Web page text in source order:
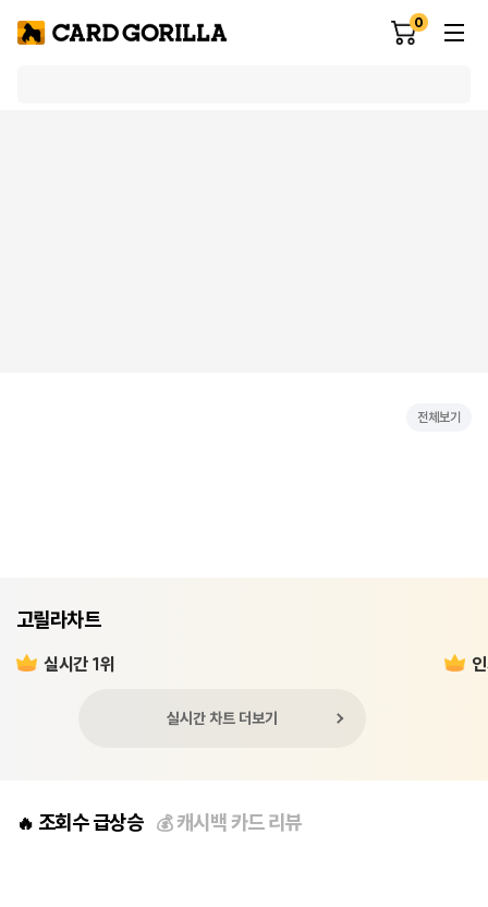
0
전체보기
고릴라차트
실시간 1위
실시간 차트 더보기
🔥 조회수 급상승 💰캐시백 카드 리뷰